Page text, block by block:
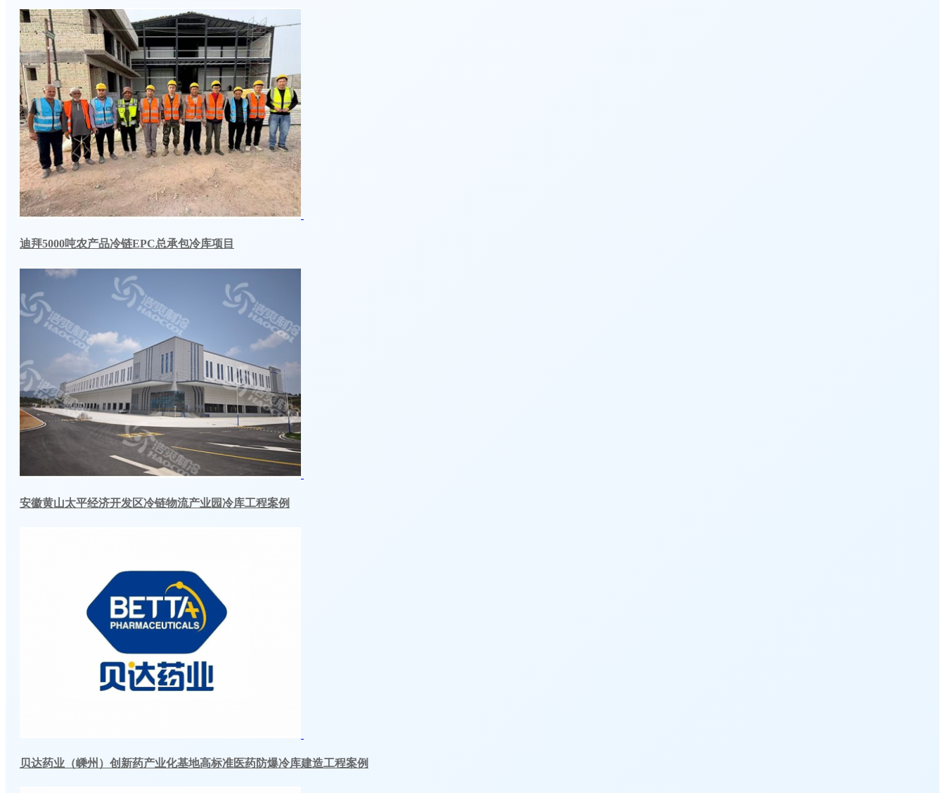
迪拜5000吨农产品冷链EPC总承包冷库项目
安徽黄山太平经济开发区冷链物流产业园冷库工程案例
贝达药业（嵊州）创新药产业化基地高标准医药防爆冷库建造工程案例